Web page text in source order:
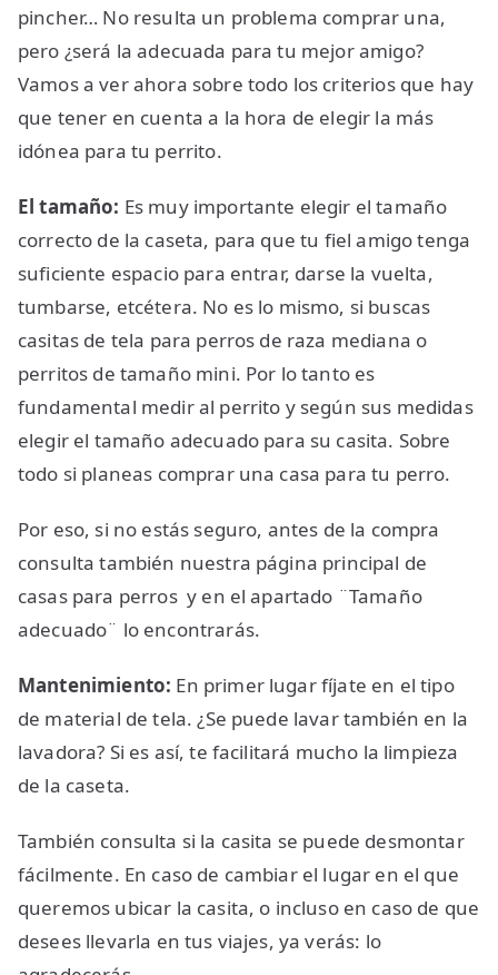
pincher… No resulta un problema comprar una,
pero ¿será la adecuada para tu mejor amigo?
Vamos a ver ahora sobre todo los criterios que hay
que tener en cuenta a la hora de elegir la más
idónea para tu perrito.
El tamaño: Es muy importante elegir el tamaño
correcto de la caseta, para que tu fiel amigo tenga
suficiente espacio para entrar, darse la vuelta,
tumbarse, etcétera. No es lo mismo, si buscas
casitas de tela para perros de raza mediana o
perritos de tamaño mini. Por lo tanto es
fundamental medir al perrito y según sus medidas
elegir el tamaño adecuado para su casita. Sobre
todo si planeas comprar una casa para tu perro.
Por eso, si no estás seguro, antes de la compra
consulta también nuestra página principal de
casas para perrosy en el apartado ¨Tamaño
adecuado¨ lo encontrarás.
Mantenimiento: En primer lugar fíjate en el tipo
de material de tela. ¿Se puede lavar también en la
lavadora? Si es así, te facilitará mucho la limpieza
de la caseta.
También consulta si la casita se puede desmontar
fácilmente. En caso de cambiar el lugar en el que
queremos ubicar la casita, o incluso en caso de que
desees llevarla en tus viajes, ya verás: lo